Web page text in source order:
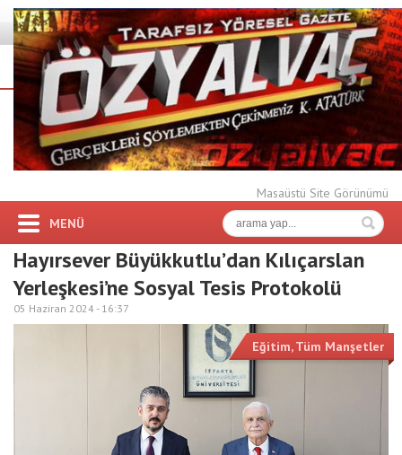
Masaüstü Site Görünümü
MENÜ
Hayırsever Büyükkutlu’dan Kılıçarslan
Yerleşkesi’ne Sosyal Tesis Protokolü
05 Haziran 2024 - 16:37
Eğitim,Tüm Manşetler